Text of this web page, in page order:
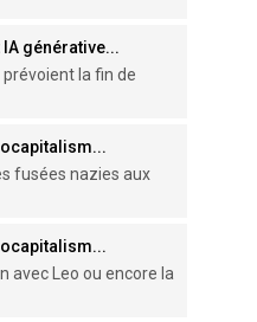
générative...
prévoient la fin de
fusées nazies aux
avec Leo ou encore la